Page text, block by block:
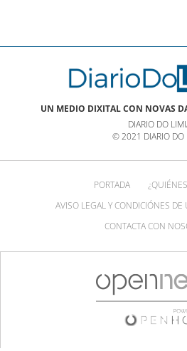
UN MEDIO DIXITAL CON NOVAS
DIARIO DO
© 2021 DIARIO DO
PORTADA
AVISO LEGAL Y CONDICIÓNES DE
CONTACTA CON